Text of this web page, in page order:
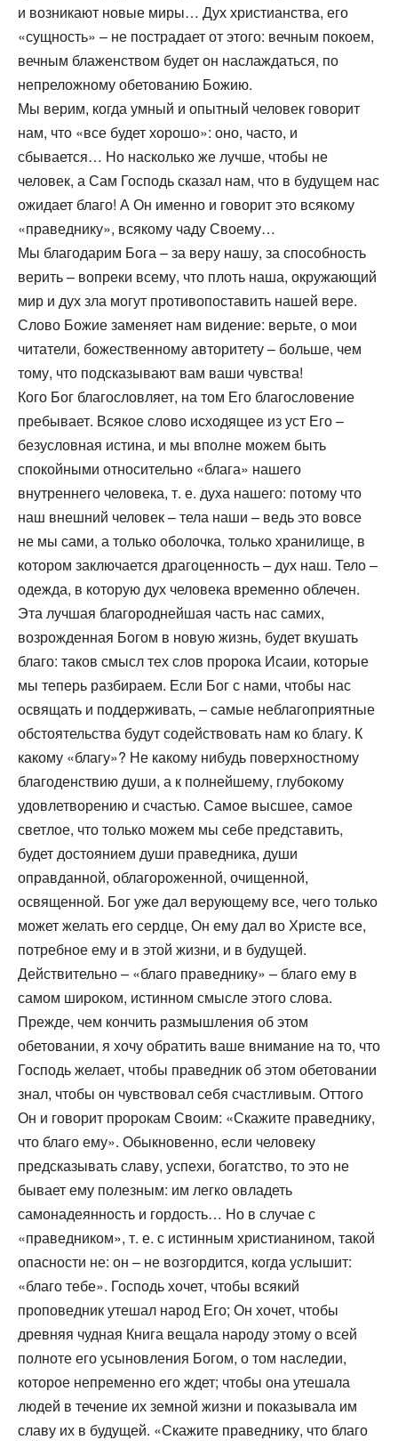
и возникают новые миры… Дух христианства, его
«сущность» – не пострадает от этого: вечным покоем,
вечным блаженством будет он наслаждаться, по
непреложному обетованию Божию.
Мы верим, когда умный и опытный человек говорит
нам, что «все будет хорошо»: оно, часто, и
сбывается… Но насколько же лучше, чтобы не
человек, а Сам Господь сказал нам, что в будущем нас
ожидает благо! А Он именно и говорит это всякому
«праведнику», всякому чаду Своему…
Мы благодарим Бога – за веру нашу, за способность
верить – вопреки всему, что плоть наша, окружающий
мир и дух зла могут противопоставить нашей вере.
Слово Божие заменяет нам видение: верьте, о мои
читатели, божественному авторитету – больше, чем
тому, что подсказывают вам ваши чувства!
Кого Бог благословляет, на том Его благословение
пребывает. Всякое слово исходящее из уст Его –
безусловная истина, и мы вполне можем быть
спокойными относительно «блага» нашего
внутреннего человека, т. е. духа нашего: потому что
наш внешний человек – тела наши – ведь это вовсе
не мы сами, а только оболочка, только хранилище, в
котором заключается драгоценность – дух наш. Тело –
одежда, в которую дух человека временно облечен.
Эта лучшая благороднейшая часть нас самих,
возрожденная Богом в новую жизнь, будет вкушать
благо: таков смысл тех слов пророка Исаии, которые
мы теперь разбираем. Если Бог с нами, чтобы нас
освящать и поддерживать, – самые неблагоприятные
обстоятельства будут содействовать нам ко благу. К
какому «благу»? Не какому нибудь поверхностному
благоденствию души, а к полнейшему, глубокому
удовлетворению и счастью. Самое высшее, самое
светлое, что только можем мы себе представить,
будет достоянием души праведника, души
оправданной, облагороженной, очищенной,
освященной. Бог уже дал верующему все, чего только
может желать его сердце, Он ему дал во Христе все,
потребное ему и в этой жизни, и в будущей.
Действительно – «благо праведнику» – благо ему в
самом широком, истинном смысле этого слова.
Прежде, чем кончить размышления об этом
обетовании, я хочу обратить ваше внимание на то, что
Господь желает, чтобы праведник об этом обетовании
знал, чтобы он чувствовал себя счастливым. Оттого
Он и говорит пророкам Своим: «Скажите праведнику,
что благо ему». Обыкновенно, если человеку
предсказывать славу, успехи, богатство, то это не
бывает ему полезным: им легко овладеть
самонадеянность и гордость… Но в случае с
«праведником», т. е. с истинным христианином, такой
опасности не: он – не возгордится, когда услышит:
«благо тебе». Господь хочет, чтобы всякий
проповедник утешал народ Его; Он хочет, чтобы
древняя чудная Книга вещала народу этому о всей
полноте его усыновления Богом, о том наследии,
которое непременно его ждет; чтобы она утешала
людей в течение их земной жизни и показывала им
славу их в будущей. «Скажите праведнику, что благо